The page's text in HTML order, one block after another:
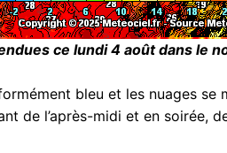
ce lundi 4 août dans le
bleu et les nuages
de l’après-midi et en soirée,